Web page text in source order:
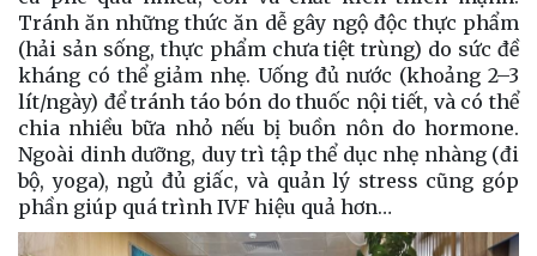
Tránh ăn những thức ăn dễ gây ngộ độc thực phẩm
(hải sản sống, thực phẩm chưa tiệt trùng) do sức đề
kháng có thể giảm nhẹ. Uống đủ nước (khoảng 2–3
lít/ngày) để tránh táo bón do thuốc nội tiết, và có thể
chia nhiều bữa nhỏ nếu bị buồn nôn do hormone.
Ngoài dinh dưỡng, duy trì tập thể dục nhẹ nhàng (đi
bộ, yoga), ngủ đủ giấc, và quản lý stress cũng góp
phần giúp quá trình IVF hiệu quả hơn…